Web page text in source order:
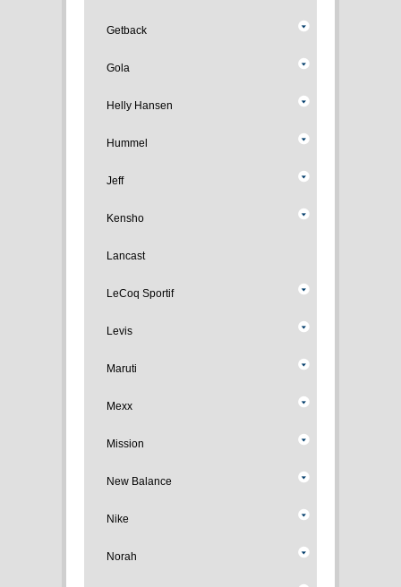
Getback
Gola
Helly Hansen
Hummel
Jeff
Kensho
Lancast
LeCoq Sportif
Levis
Maruti
Mexx
Mission
New Balance
Nike
Norah